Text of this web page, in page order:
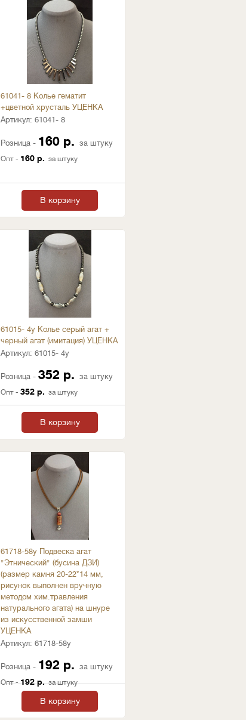
61041- 8 Колье гематит
+цветной хрусталь УЦЕНКА
Артикул: 61041- 8
Розница - 160 р. за штуку
Опт - 160 р. за штуку
В корзину
61015- 4у Колье серый агат +
черный агат (имитация) УЦЕНКА
Артикул: 61015- 4у
Розница - 352 р. за штуку
Опт - 352 р. за штуку
В корзину
61718-58у Подвеска агат
"Этнический" (бусина ДЗИ)
(размер камня 20-22*14 мм,
рисунок выполнен вручную
методом хим.травления
натурального агата) на шнуре
из искусственной замши
УЦЕНКА
Артикул: 61718-58у
Розница - 192 р. за штуку
Опт -192 р.за штуку
В корзину